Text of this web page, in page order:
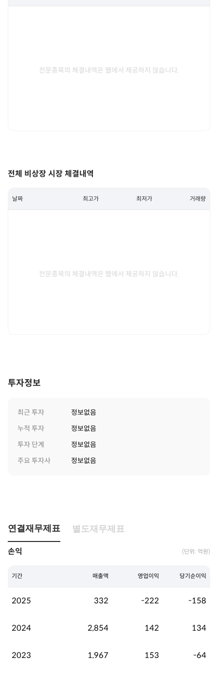
투자정보
최근 투자
정보없음
누적 투자
정보없음
투자 단계
정보없음
주요 투자사
정보없음
연결재무제표 별도재무제표
손익 (단위: 억원)
기간 매출액 영업이익 당기순이익
2025 332 -222 -158
2024 2,854 142 134
2023 1,967 153 -64
전문종목의 체결내역은 웹에서 제공하지 않습니다.
전체 비상장 시장 체결내역
날짜 최고가 최저가 거래량
전문종목의 체결내역은 웹에서 제공하지 않습니다.